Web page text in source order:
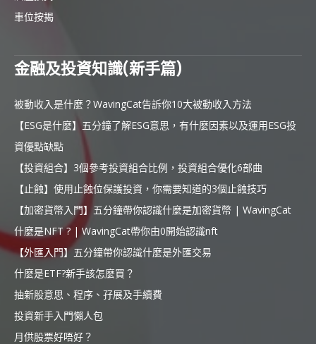
車位按揭
金融及投資知識(新手篇)
被動收入是什麼？WavingCat告訴你10大被動收入方法
【ESG是什麼】五分鐘了解ESG意思，有什麼因素以及運用ESG投
資優點缺點
【投資組合】3個參考投資組合比例，投資組合優化6部曲
【止蝕】使用止蝕位保護投資，你需要知道的3個止蝕技巧
【加密貨幣入門】五分鐘帶你認識什麼是加密貨幣 | WavingCat
什麼是NFT ? | WavingCat帶你由0開始認識nft
【外匯入門】五分鐘帶你認識什麼是外匯交易
什麼是ETF?新手該怎麼買？
抽新股意思、程序、孖展及手續費
投資新手入門懶人包
月供股票好唔好？